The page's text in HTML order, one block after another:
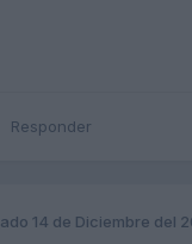
Responder
14 de Diciembre del